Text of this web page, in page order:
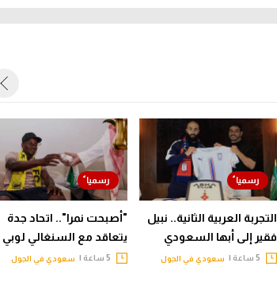
التجربة العربية الثانية.. نبيل
فقير إلى أبها السعودي
سعودي في الجول
"أصبحت نمرا".. اتحاد جدة
يتعاقد مع السنغالي لوبي
سعودي في الجول